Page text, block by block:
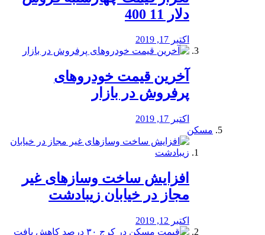
دلار 11 400
اکتبر 17, 2019
آخرین قیمت خودرو‌های
پرفروش در بازار
اکتبر 17, 2019
مسکن
افزایش ساخت وسازهای غیر
مجاز در خیابان زیبادشت
اکتبر 12, 2019